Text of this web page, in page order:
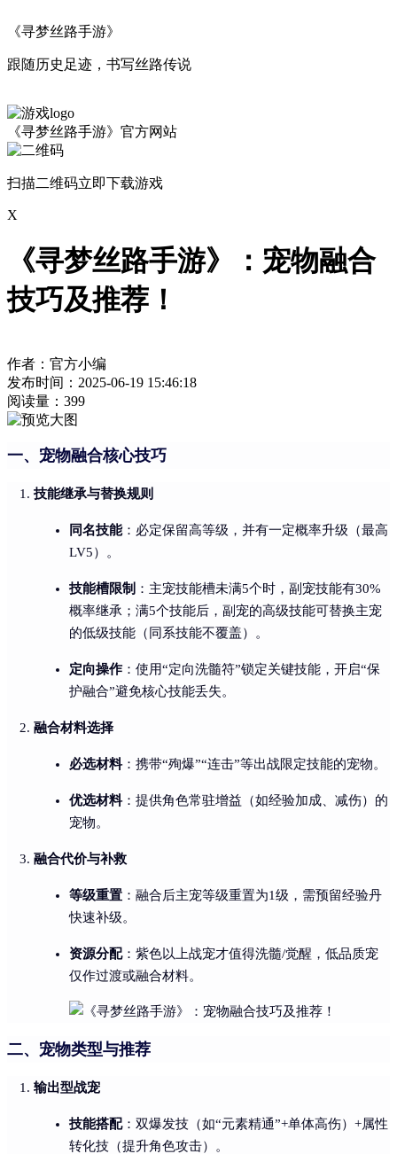
《寻梦丝路手游》
跟随历史足迹，书写丝路传说
《寻梦丝路手游》官方网站
扫描二维码立即下载游戏
X
《寻梦丝路手游》：宠物融合
技巧及推荐！
作者：官方小编
发布时间：2025-06-19 15:46:18
阅读量： 399
一、宠物融合核心技巧
技能继承与替换规则
同名技能：必定保留高等级，并有一定概率升级（最高
LV5）。
技能槽限制 ：主宠技能槽未满5个时，副宠技能有30%
概率继承；满5个技能后，副宠的高级技能可替换主宠
的低级技能（同系技能不覆盖）。
定向操作 ：使用“定向洗髓符”锁定关键技能，开启“保
护融合”避免核心技能丢失。
融合材料选择
必选材料：携带“殉爆”“连击”等出战限定技能的宠物。
优选材料：提供角色常驻增益（如经验加成、减伤）的
宠物。
融合代价与补救
等级重置 ：融合后主宠等级重置为1级，需预留经验丹
快速补级。
资源分配：紫色以上战宠才值得洗髓/觉醒，低品质宠
仅作过渡或融合材料。
二、宠物类型与推荐
输出型战宠
技能搭配：双爆发技（如“元素精通”+单体高伤）+属性
转化技（提升角色攻击）。